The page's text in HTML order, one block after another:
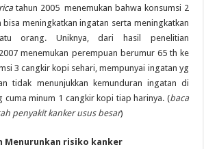
tahun 2005 menemukan bahwa konsumsi 2
bisa meningkatkan ingatan serta meningkatkan
orang. Uniknya, dari hasil penelitian
2007 menemukan perempuan berumur65 th ke
3 cangkir kopi sehari,mempunyai ingatan yg
tidak menunjukkan kemunduran ingatan di
cuma minum 1 cangkir kopi tiap harinya. (baca
penyakit kanker usus besar)
Menurunkan risiko kanker